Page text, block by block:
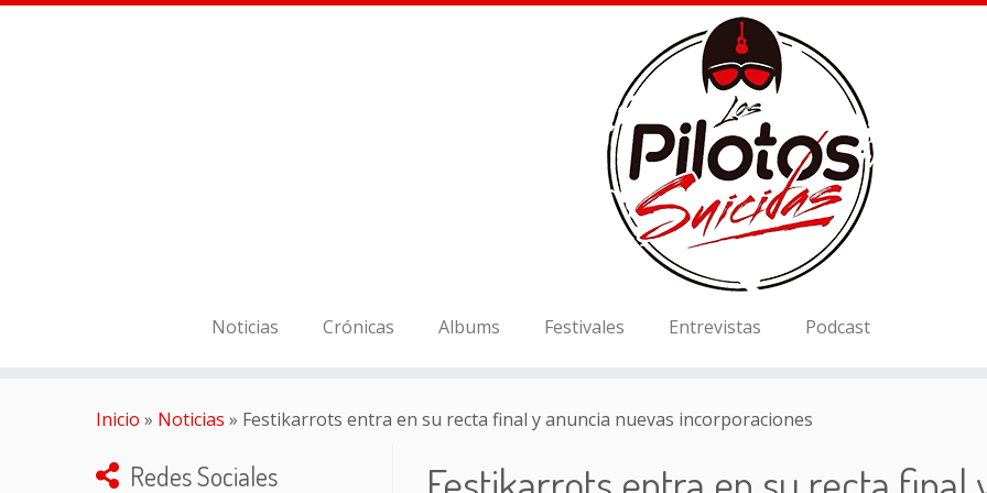
Noticias Crónicas Albums Festivales Entrevistas Podcast
Inicio » Noticias » Festikarrots entra en su recta final y anuncia nuevas incorporaciones
Redes Sociales